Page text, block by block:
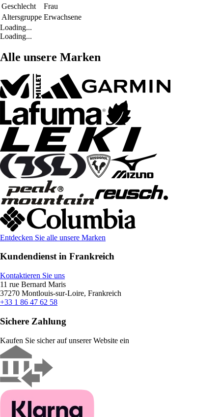
Geschlecht
Frau
Altersgruppe Erwachsene
Loading...
Loading...
Alle unsere Marken
Entdecken Sie alle unsere Marken
Kundendienst in Frankreich
Kontaktieren Sie uns
11 rue Bernard Maris
37270 Montlouis-sur-Loire, Frankreich
+33 1 86 47 62 58
Sichere Zahlung
Kaufen Sie sicher auf unserer Website ein